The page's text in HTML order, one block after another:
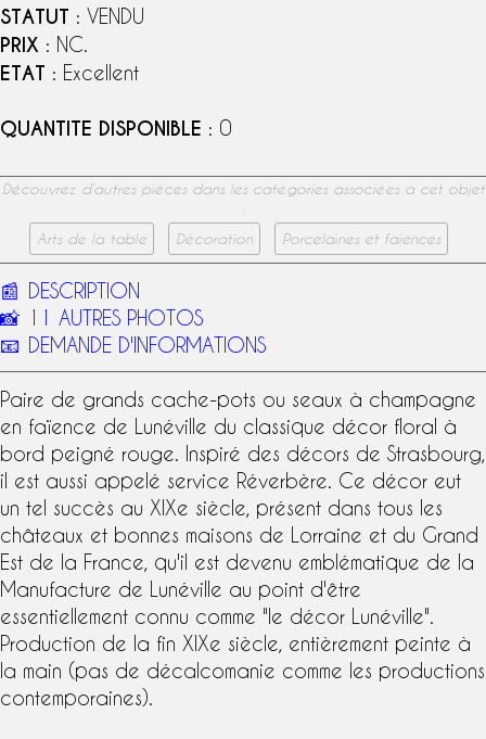
STATUT : VENDU
PRIX : NC.
ETAT : Excellent
QUANTITE DISPONIBLE : 0
Découvrez d’autres pièces dans les catégories associées à cet objet
:
Arts de la table
Décoration Porcelaines et faïences
📰 DESCRIPTION
📸 11 AUTRES PHOTOS
📧 DEMANDE D'INFORMATIONS
Paire de grands cache-pots ou seaux à champagne
en faïence de Lunéville du classique décor floral à
bord peigné rouge. Inspiré des décors de Strasbourg,
il est aussi appelé service Réverbère . Ce décor eut
un tel succès au XIXe siècle , présent dans tous les
châteaux et bonnes maisons de Lorraine et du Grand
Est de la France, qu'il est devenu emblématique de la
Manufacture de Lunéville au point d'être
essentiellement connu comme "le décor Lunéville".
Production de la fin XIXe siècle, entièrement peinte à
la main (pas de décalcomanie comme les productions
contemporaines).